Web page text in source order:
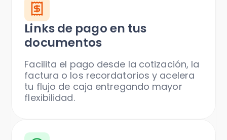
Links de pago en tus
documentos
Facilita el pago desde la cotización, la
factura o los recordatorios y acelera
tu flujo de caja entregando mayor
flexibilidad.